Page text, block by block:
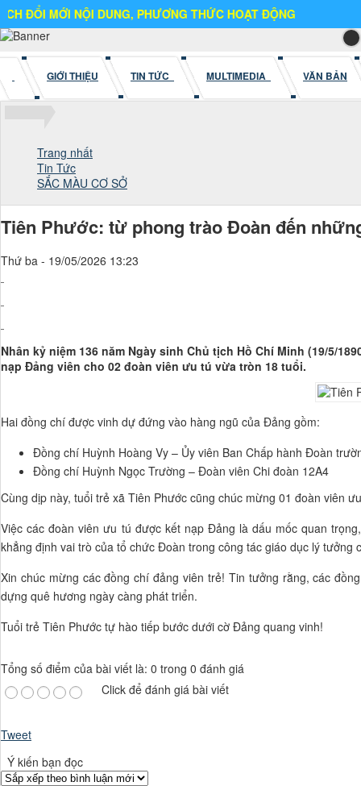
NỘI DUNG, PHƯƠNG THỨC HOẠT ĐỘNG
GIỚI THIỆU TIN TỨC MULTIMEDIA VĂN BẢN
Trang nhất
Tin Tức
SẮC MÀU CƠ SỞ
Tiên Phước: từ phong trào Đoàn đến
Thứ ba - 19/05/2026 13:23
Nhân kỷ niệm 136 năm Ngày sinh Chủ tịch Hồ Chí Minh (19/5/
nạp Đảng viên cho 02 đoàn viên ưu tú vừa tròn 18 tuổi.
Hai đồng chí được vinh dự đứng vào hàng ngũ của Đảng gồm:
Đồng chí Huỳnh Hoàng Vy – Ủy viên Ban Chấp hành Đoàn
Đồng chí Huỳnh Ngọc Trường – Đoàn viên Chi đoàn 12A4
Cùng dịp này, tuổi trẻ xã Tiên Phước cũng chúc mừng 01 đoàn viên
Việc các đoàn viên ưu tú được kết nạp Đảng là dấu mốc quan
khẳng định vai trò của tổ chức Đoàn trong công tác giáo dục lý
Xin chúc mừng các đồng chí đảng viên trẻ! Tin tưởng rằng, các
dựng quê hương ngày càng phát triển.
Tuổi trẻ Tiên Phước tự hào tiếp bước dưới cờ Đảng quang vinh!
Tổng số điểm của bài viết là: 0 trong 0 đánh giá
Click để đánh giá bài viết
Tweet
Ý kiến bạn đọc